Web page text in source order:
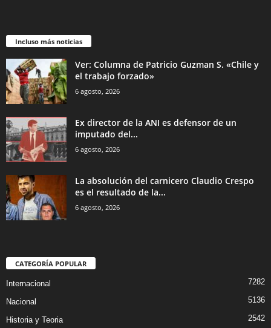
Incluso más noticias
Ver: Columna de Patricio Guzman S. «Chile y
el trabajo forzado»
6 agosto, 2026
Ex director de la ANI es defensor de un
imputado del...
6 agosto, 2026
La absolución del carnicero Claudio Crespo
es el resultado de la...
6 agosto, 2026
CATEGORÍA POPULAR
Internacional 7282
Nacional 5136
Historia y Teoria 2542